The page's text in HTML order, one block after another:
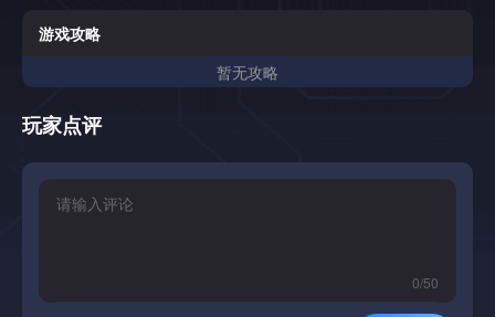
专为即时乐趣而设计，专注于严格的控制，快速的会议和纯粹
的赛车刺激。没有研磨，没有升级，没有复杂的系统-只是
跳，比赛，享受混乱。Mini Speedy Racers功能: 快速而混乱
和俏皮的赛道设计，可增强，技巧和强大功能，以震撼每一场
比赛，选择您的车手并击中赛道-简单，易于访问和有趣的纯
游戏重点，没有广告，没有应用程序内购买，如果你喜欢赛车
游戏，并且想要在做的时候开怀大笑，这个游戏很适合你，那
么对于快速会话或更长时间的游戏来说，没有完美的磨砺。不
游戏攻略
暂无攻略
玩家点评
0/50